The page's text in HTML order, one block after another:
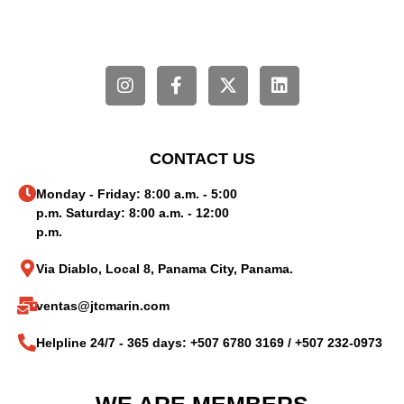
CONTACT US
Monday - Friday: 8:00 a.m. - 5:00
p.m. Saturday: 8:00 a.m. - 12:00
p.m.
Via Diablo, Local 8, Panama City, Panama.
ventas@jtcmarin.com
Helpline 24/7 - 365 days: +507 6780 3169 / +507 232-0973